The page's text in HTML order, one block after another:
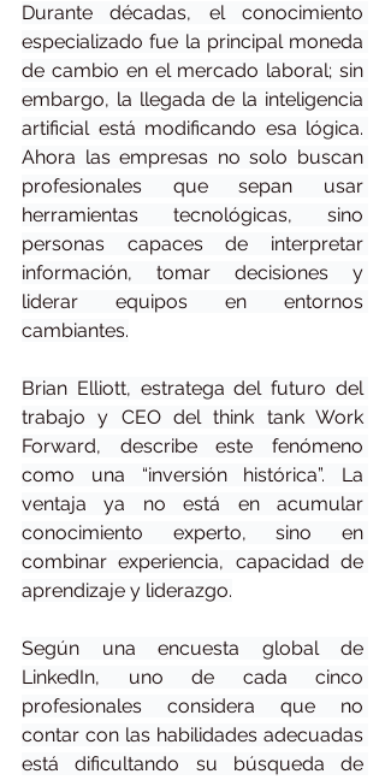
Durante décadas, el conocimiento
especializado fue la principal moneda
de cambio en el mercado laboral; sin
embargo, la llegada de la inteligencia
artificial está modificando esa lógica.
Ahora las empresas no solo buscan
profesionales que sepan usar
herramientas tecnológicas, sino
personas capaces de interpretar
información, tomar decisiones y
liderar equipos en entornos
cambiantes.
Brian Elliott, estratega del futuro del
trabajo y CEO del think tank Work
Forward, describe este fenómeno
como una “inversión histórica”. La
ventaja ya no está en acumular
conocimiento experto, sino en
combinar experiencia, capacidad de
aprendizaje y liderazgo.
Según una encuesta global de
LinkedIn, uno de cada cinco
profesionales considera que no
contar con las habilidades adecuadas
está dificultando su búsqueda de